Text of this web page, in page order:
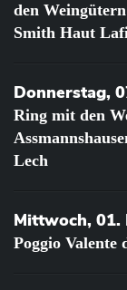
den
Smith Haut
Donnerstag,
Ring mit den
Lech
Mittwoch, 01.
Poggio